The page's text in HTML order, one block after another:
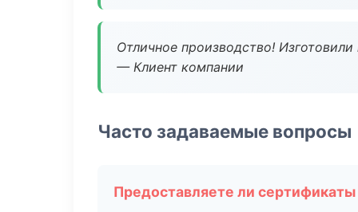
Отличное производство!
— Клиент компании
Часто задаваемые вопросы
Предоставляете ли